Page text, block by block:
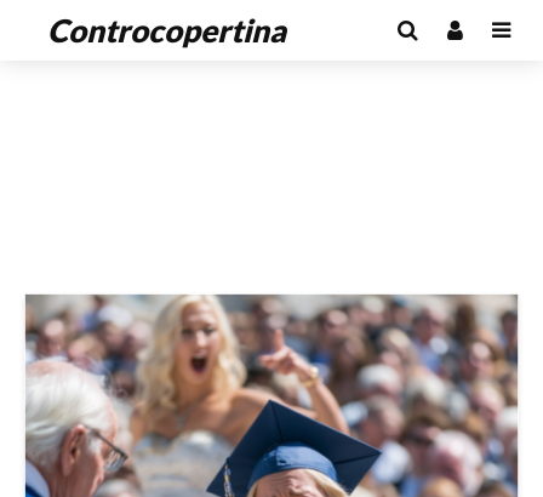
Controcopertina